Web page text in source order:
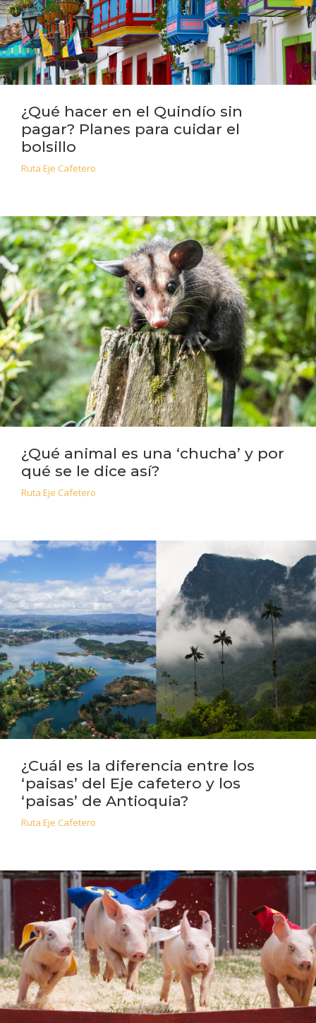
¿Qué hacer en el Quindío sin
pagar? Planes para cuidar el
bolsillo
Ruta Eje Cafetero
¿Qué animal es una ‘chucha’ y por
qué se le dice así?
Ruta Eje Cafetero
¿Cuál es la diferencia entre los
‘paisas’ del Eje cafetero y los
‘paisas’ de Antioquia?
Ruta Eje Cafetero